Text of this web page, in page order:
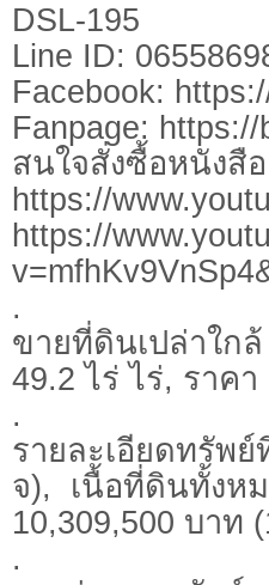
DSL-195
Line ID:
Facebook:
Fanpage:
สนใจสั่งซื้อหนังสื
https://
https://
.
ขายที่ดินเปล่าใก
49.2 ไร่ ไร่, ราค
.
รายละเอียดทรัพ
จ), เนื้อที่ดินทั้งห
10,309,500 บาท
.